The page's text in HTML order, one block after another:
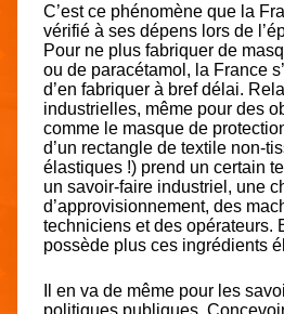
C’est ce phénomène que la
vérifié à ses dépens lors de
Pour ne plus fabriquer de
ou de paracétamol, la France
d’en fabriquer à bref délai.
industrielles, même pour des
comme le masque de
d’un rectangle de textile non-
élastiques !) prend un certain
un savoir-faire industriel, une
d’approvisionnement, des
techniciens et des opérateurs.
possède plus ces ingrédients
Il en va de même pour les
politiques publiques.